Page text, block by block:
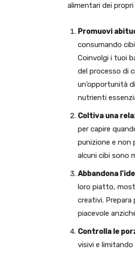
alimentari dei
Promuovi
consumando
Coinvolgi i tuoi
del processo di
un’opportunità
nutrienti
Coltiva una
per capire
punizione e non
alcuni cibi sono
Abbandona
loro piatto,
creativi. Prepara
piacevole
Controlla le
visivi e